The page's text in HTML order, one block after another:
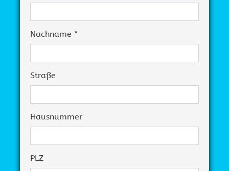
Nachname *
Straße
Hausnummer
PLZ